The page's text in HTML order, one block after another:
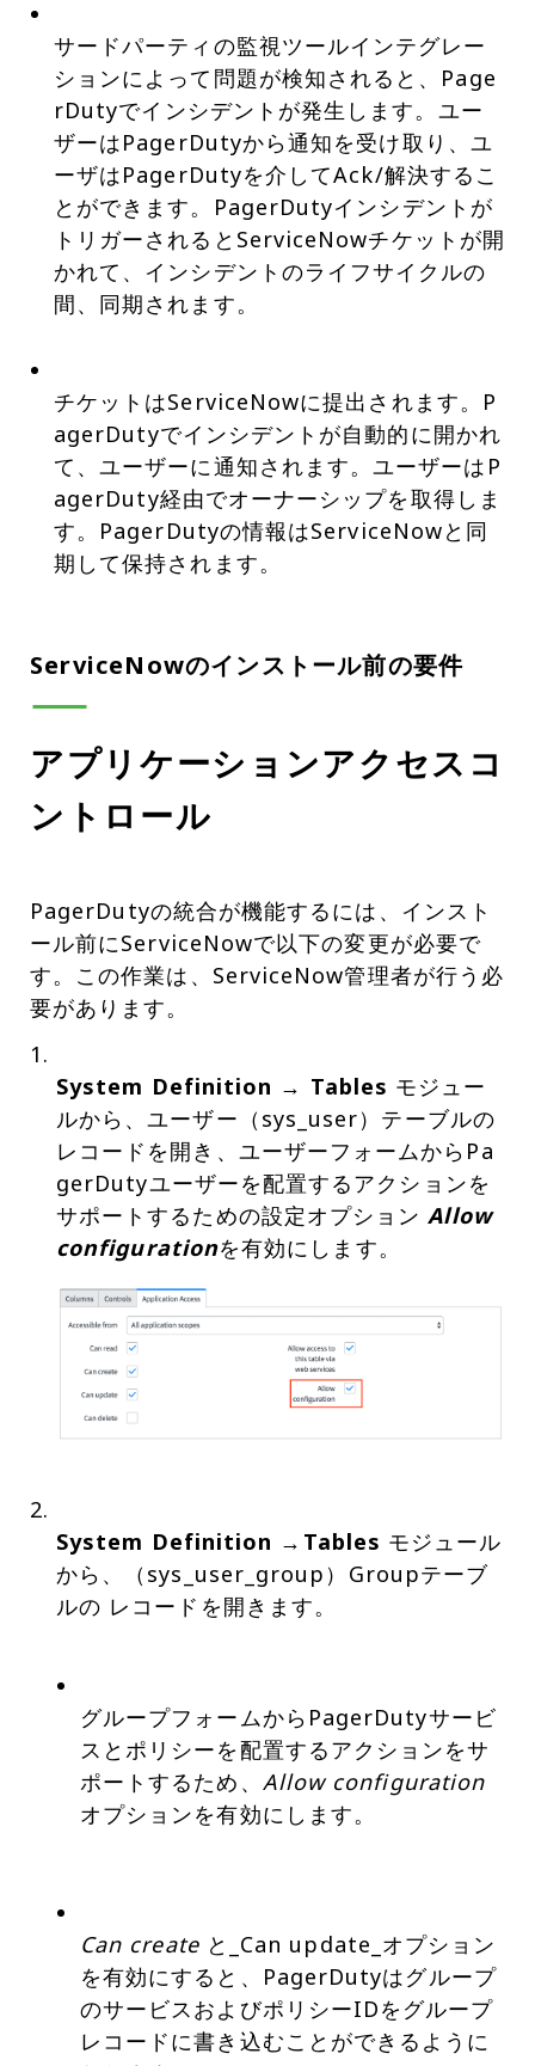
サードパーティの監視ツールインテグレー
ションによって問題が検知されると、Page
rDutyでインシデントが発生します。ユー
ザーはPagerDutyから通知を受け取り、ユ
ーザはPagerDutyを介してAck/解決するこ
とができます。PagerDutyインシデントが
トリガーされるとServiceNowチケットが開
かれて、インシデントのライフサイクルの
間、同期されます。
チケットはServiceNowに提出されます。P
agerDutyでインシデントが自動的に開かれ
て、ユーザーに通知されます。ユーザーはP
agerDuty経由でオーナーシップを取得しま
す。PagerDutyの情報はServiceNowと同
期して保持されます。
ServiceNowのインストール前の要件
アプリケーションアクセスコ
ントロール
PagerDutyの統合が機能するには、インスト
ール前にServiceNowで以下の変更が必要で
す。この作業は、ServiceNow管理者が行う必
要があります。
System Definition → Tables モジュー
ルから、ユーザー（sys_user）テーブルの
レコードを開き、ユーザーフォームからPa
gerDutyユーザーを配置するアクションを
サポートするための設定オプションAllow
configuration
System Definition → Tables モジュール
から、（sys_user_group）Groupテーブ
ルの レコードを開きます。
グループフォームからPagerDutyサービ
スとポリシーを配置するアクションをサ
ポートするため、 Allow configuration
オプションを有効にします。
Can createと_Can update_オプション
を有効にすると、PagerDutyはグループ
のサービスおよびポリシーIDをグループ
レコードに書き込むことができるように